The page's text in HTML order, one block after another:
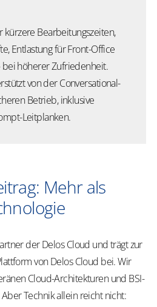
kürzere Bearbeitungszeiten,
Entlastung für Front-Office
bei höherer Zufriedenheit.
von der Conversational-
Betrieb, inklusive
Leitplanken.
Mehr als
der Delos Cloud und trägt zur
von Delos Cloud bei. Wir
Cloud-Architekturen und BSI-
Technik allein reicht nicht: